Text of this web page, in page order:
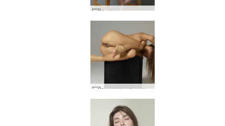
Cathleen muotokuvastudio #21
Dominika C esillä #52